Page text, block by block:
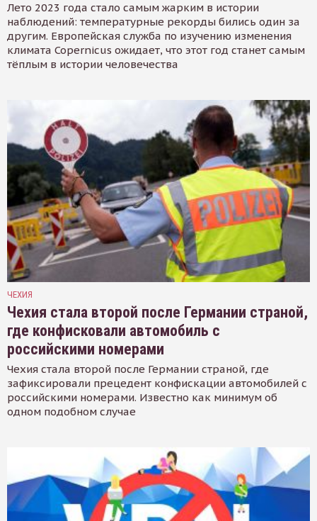
Лето 2023 года стало самым жарким в истории
наблюдений: температурные рекорды бились один за
другим. Европейская служба по изучению изменения
климата Copernicus ожидает, что этот год станет самым
тёплым в истории человечества
ЧЕХИЯ
Чехия стала второй после Германии страной,
где конфисковали автомобиль с
российскими номерами
Чехия стала второй после Германии страной, где
зафиксировали прецедент конфискации автомобилей с
российскими номерами. Известно как минимум об
одном подобном случае